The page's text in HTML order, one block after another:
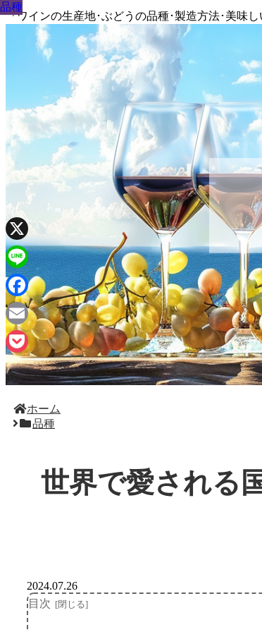
『ワインの生産地･ぶどうの品種･製造方法･美味
ホーム
品種
世界で愛される
品種
2024.07.26
目次
品種
品種
品種
品種
品種
品種
品種
品種
X
Line
Facebook
Email
Pocket